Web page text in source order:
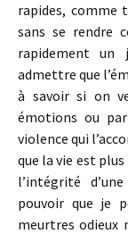
rapides, comme
sans se rendre
rapidement un
admettre que
à savoir si on
émotions ou
violence qui
que la vie est
l’intégrité
pouvoir que je
meurtres odieux